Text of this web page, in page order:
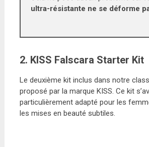
ultra-résistante ne se déforme
2. KISS Falscara Starter Kit
Le deuxième kit inclus dans notre
proposé par la marque KISS. Ce kit
particulièrement adapté pour les
les mises en beauté subtiles.